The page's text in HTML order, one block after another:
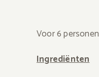
Voor 6 personen
Ingrediënten